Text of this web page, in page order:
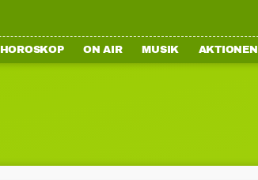
HOROSKOP ON AIR MUSIK AKTIONEN